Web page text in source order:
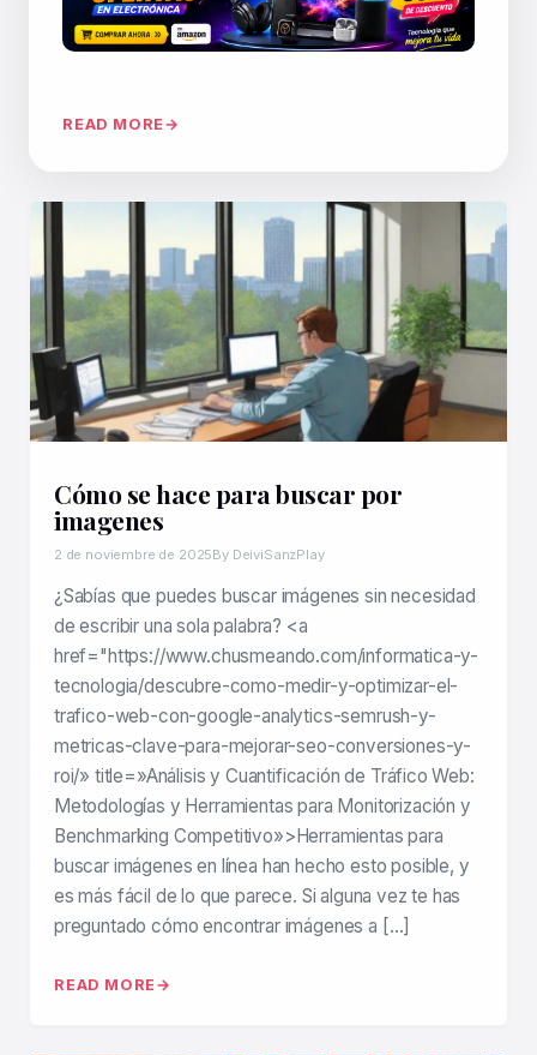
READ MORE
Cómo se hace para buscar por
imagenes
2 de noviembre de 2025By DeiviSanzPlay
¿Sabías que puedes buscar imágenes sin necesidad
de escribir una sola palabra? <a
href="https://www.chusmeando.com/informatica-y-
tecnologia/descubre-como-medir-y-optimizar-el-
trafico-web-con-google-analytics-semrush-y-
metricas-clave-para-mejorar-seo-conversiones-y-
roi/» title=»Análisis y Cuantificación de Tráfico Web:
Metodologías y Herramientas para Monitorización y
Benchmarking Competitivo»>Herramientas para
buscar imágenes en línea han hecho esto posible, y
es más fácil de lo que parece. Si alguna vez te has
preguntado cómo encontrar imágenes a […]
READ MORE